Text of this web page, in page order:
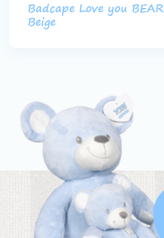
Badcape Love you
Beige